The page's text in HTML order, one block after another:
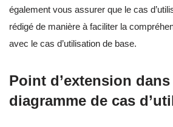
également vous assurer que le cas
rédigé de manière à faciliter la
avec le cas d’utilisation de base.
Point d’extension
diagramme de cas